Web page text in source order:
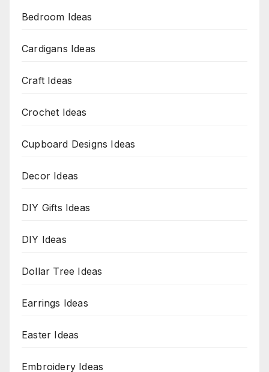
Bedroom Ideas
Cardigans Ideas
Craft Ideas
Crochet Ideas
Cupboard Designs Ideas
Decor Ideas
DIY Gifts Ideas
DIY Ideas
Dollar Tree Ideas
Earrings Ideas
Easter Ideas
Embroidery Ideas